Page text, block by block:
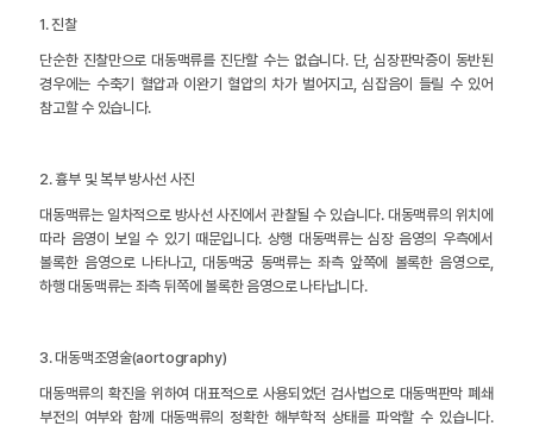
1. 진찰
단순한 진찰만으로 대동맥류를 진단할 수는 없습니다. 단, 심장판막증이 동반된
경우에는 수축기 혈압과 이완기 혈압의 차가 벌어지고, 심잡음이 들릴 수 있어
참고할 수 있습니다.
2. 흉부 및 복부 방사선 사진
대동맥류는 일차적으로 방사선 사진에서 관찰될 수 있습니다. 대동맥류의 위치에
따라 음영이 보일 수 있기 때문입니다. 상행 대동맥류는 심장 음영의 우측에서
볼록한 음영으로 나타나고, 대동맥궁 동맥류는 좌측 앞쪽에 볼록한 음영으로,
하행 대동맥류는 좌측 뒤쪽에 볼록한 음영으로 나타납니다.
3. 대동맥조영술(aortography)
대동맥류의 확진을 위하여 대표적으로 사용되었던 검사법으로 대동맥판막 폐쇄
부전의 여부와 함께 대동맥류의 정확한 해부학적 상태를 파악할 수 있습니다.